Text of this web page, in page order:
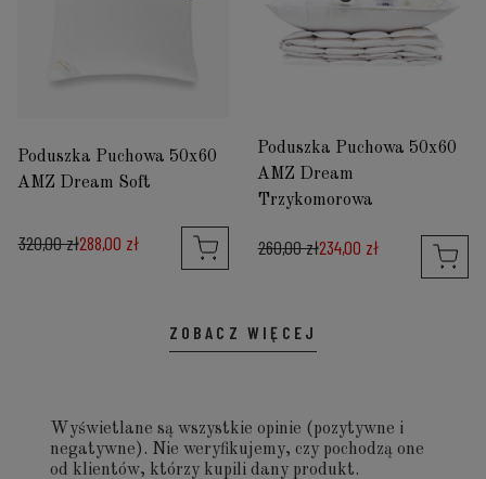
Poduszka Puchowa 50x60
AMZ Dream Soft
320,00 zł288,00 zł
Poduszka Puchowa 50x60
AMZ Dream
Trzykomorowa
260,00 zł234,00 zł
ZOBACZ WIĘCEJ
Wyświetlane są wszystkie opinie (pozytywne i
negatywne). Nie weryfikujemy, czy pochodzą one
od klientów, którzy kupili dany produkt.